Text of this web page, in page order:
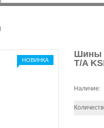
НОВИНКА
Шины
T/A
Наличие: